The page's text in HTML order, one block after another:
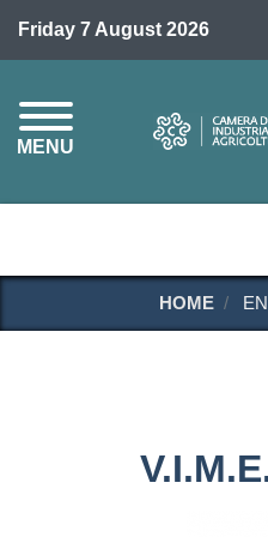
Friday 7 August 2026
MENU
HOME EN